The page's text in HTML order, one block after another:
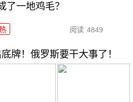
了一地鸡毛？
阅读 4849
牌！俄罗斯要干大事了！